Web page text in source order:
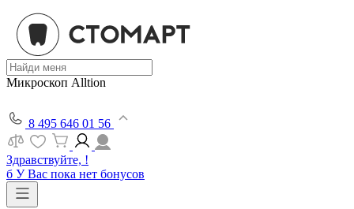
Микроскоп Alltion
8 495 646 01 56
Здравствуйте, !
б У Вас пока нет бонусов